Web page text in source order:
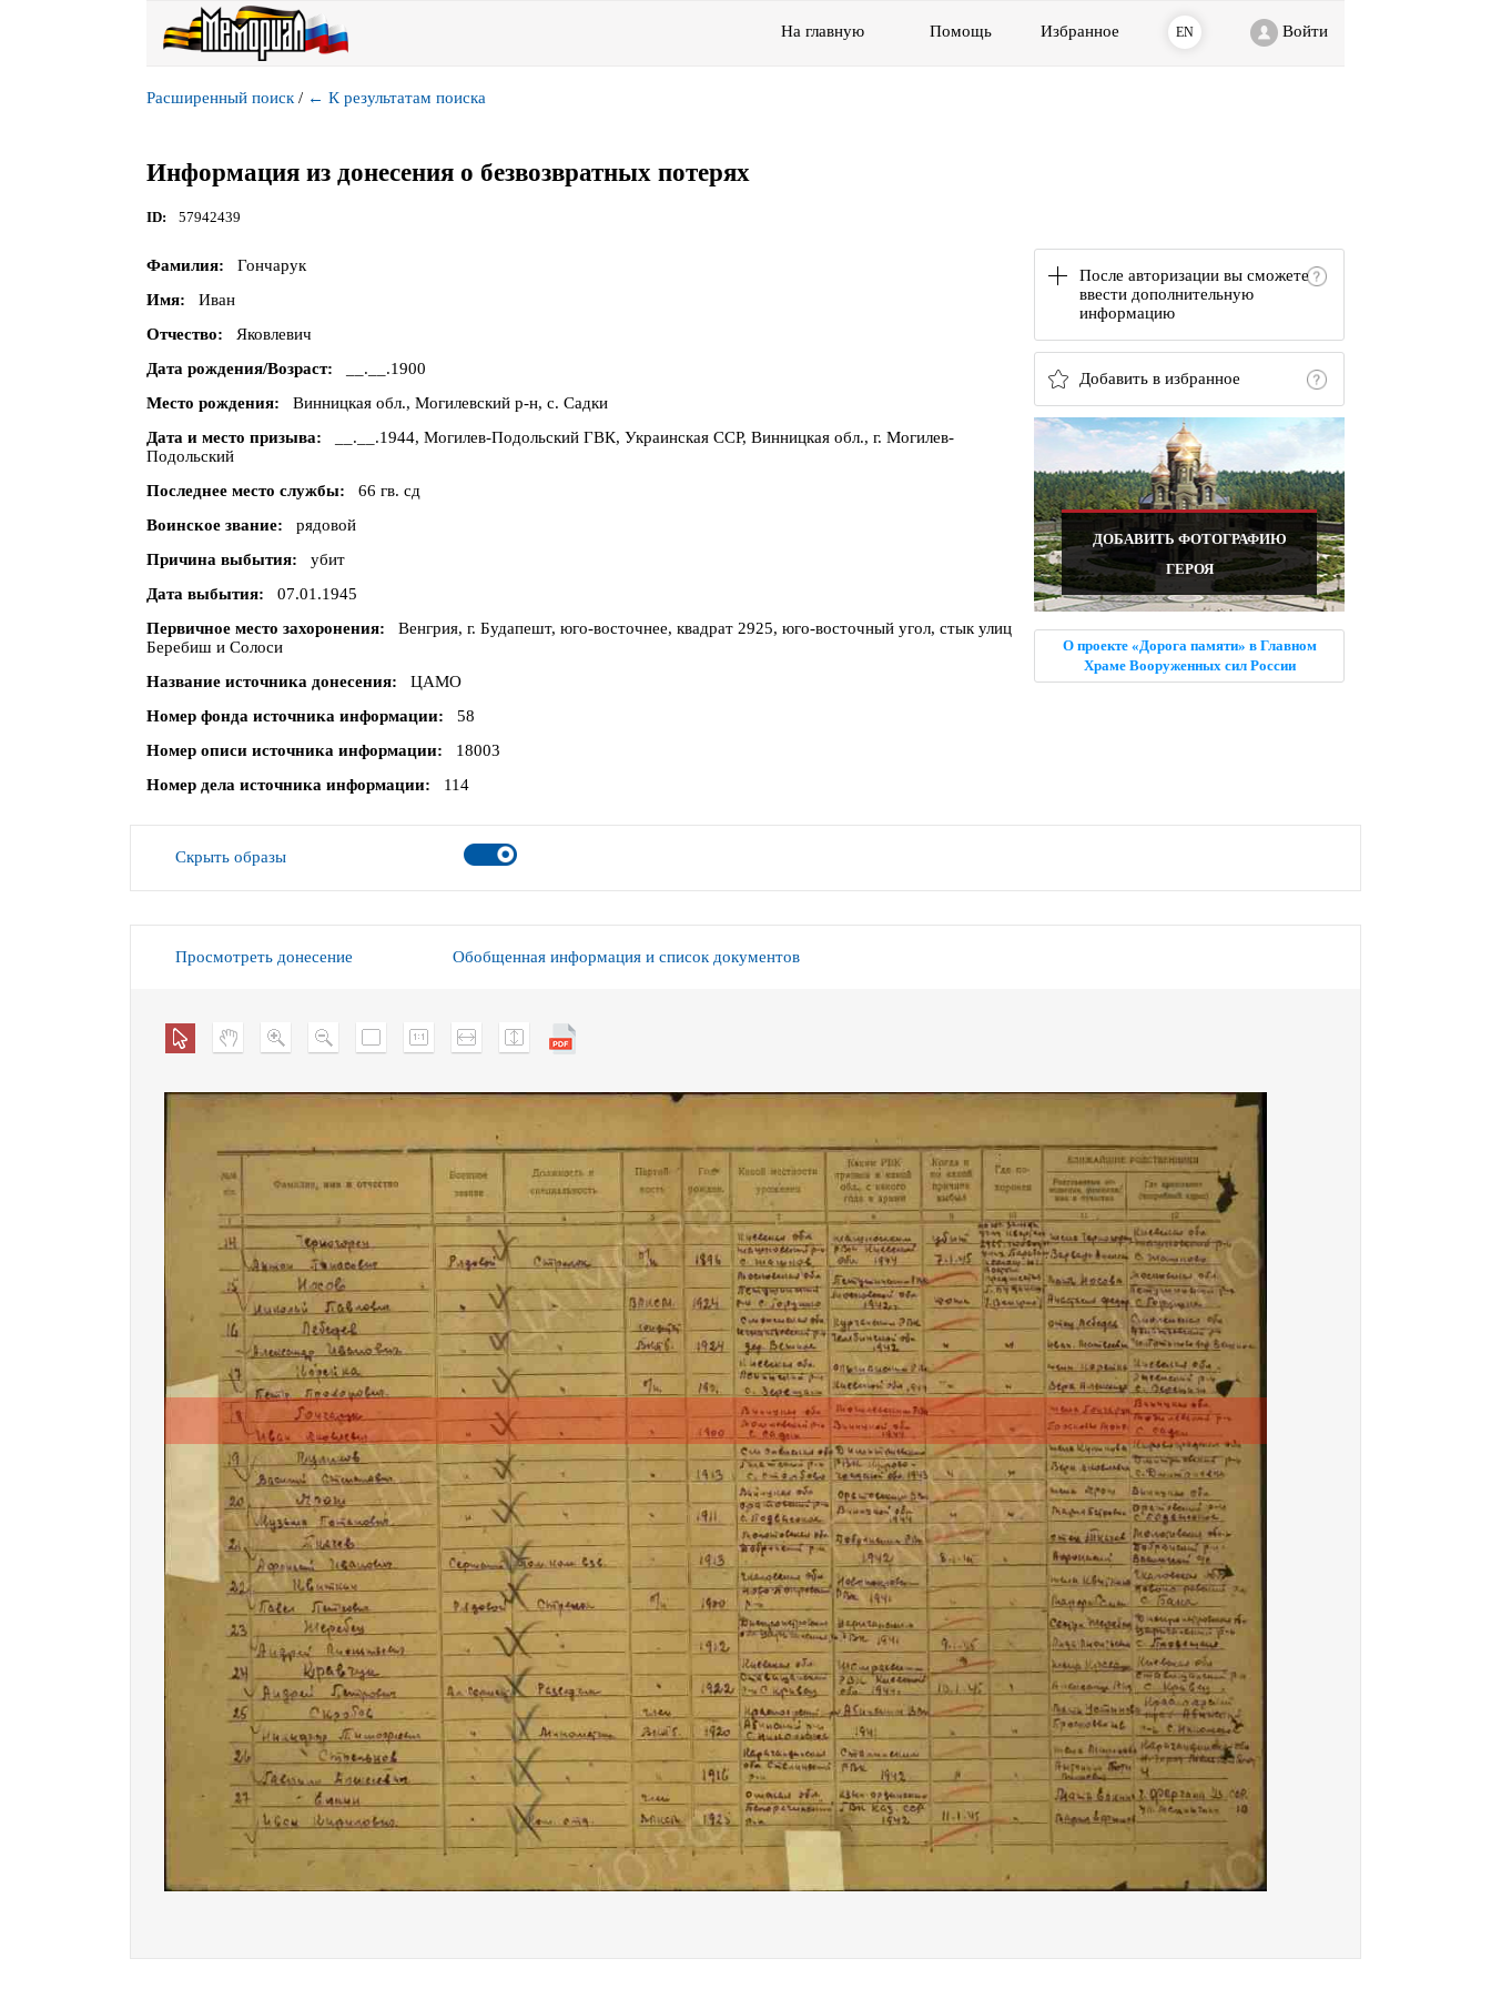
На главную Помощь Избранное EN Войти
Расширенный поиск / ← К результатам поиска
Информация из донесения о безвозвратных потерях
ID 57942439
После авторизации вы сможете
ввести дополнительную
информацию
Добавить в избранное
ДОБАВИТЬ ФОТОГРАФИЮ
ГЕРОЯ
О проекте «Дорога памяти» в Главном
Храме Вооруженных сил России
Фамилия
Гончарук
Имя
Иван
Отчество
Яковлевич
Дата рождения/Возраст
__.__.1900
Место рождения
Винницкая обл., Могилевский р-н, с. Садки
Дата и место призыва
__.__.1944, Могилев-Подольский ГВК, Украинская ССР, Винницкая обл., г. Могилев-
Подольский
Последнее место службы
66 гв. сд
Воинское звание
рядовой
Причина выбытия
убит
Дата выбытия
07.01.1945
Первичное место захоронения
Венгрия, г. Будапешт, юго-восточнее, квадрат 2925, юго-восточный угол, стык улиц
Беребиш и Солоси
Название источника донесения
ЦАМО
Номер фонда источника информации
58
Номер описи источника информации
18003
Номер дела источника информации
114
Скрыть образы
Просмотреть донесение Обобщенная информация и список документов